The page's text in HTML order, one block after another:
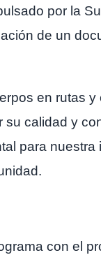
por la
de un
en rutas
calidad y
para nuestra
con el